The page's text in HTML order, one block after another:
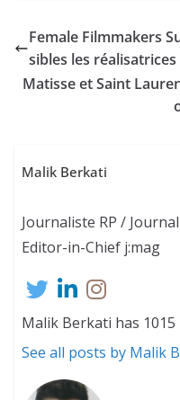
Female Filmmakers
sibles les réalisatrices
Matisse et Saint
Malik Berkati
Journaliste RP /
Editor-in-Chief j:mag
Malik Berkati has
See all posts by Malik